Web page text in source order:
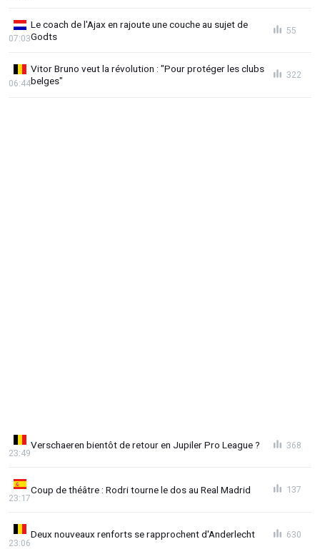
Le coach de l'Ajax en rajoute une couche au sujet de
Godts
07:03
55
Vitor Bruno veut la révolution : "Pour protéger les clubs
belges"
06:44
322
Verschaeren bientôt de retour en Jupiler Pro League ?
23:49
368
Coup de théâtre : Rodri tourne le dos au Real Madrid
23:17
137
Deux nouveaux renforts se rapprochent d'Anderlecht
23:06
630